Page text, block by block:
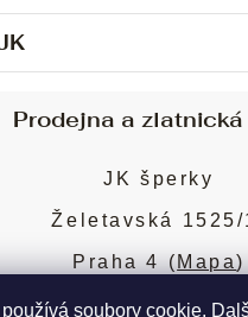
soubory cookie.
osobních údajů
osobní schůzky
podmínky
značky
dotazy
Prodejna a
JK šperky
Želetavská 1525/
Praha 4 (Mapa)
Více o prodejně